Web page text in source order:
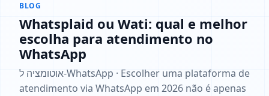
BLOG
Whatsplaid ou Wati: qual e melhor
escolha para atendimento no
WhatsApp
אוטומציה ל‑WhatsApp · Escolher uma plataforma de
atendimento via WhatsApp em 2026 não é apenas